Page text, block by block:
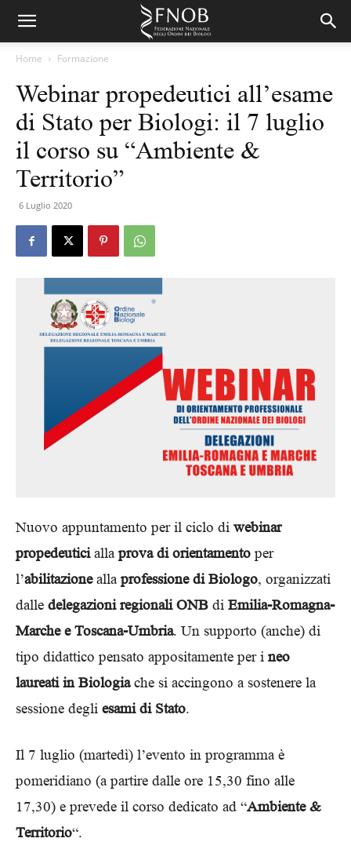
Home Formazione
Webinar propedeutici all’esame
di Stato per Biologi: il 7 luglio
il corso su “Ambiente &
Territorio”
6 Luglio 2020
Nuovo appuntamento per il ciclo di webinar
propedeuticiallaprova di orientamento per
l’abilitazioneallaprofessione di Biologo, organizzati
dalle delegazioni regionali ONB di Emilia-Romagna-
Marche e Toscana-Umbria. Un supporto (anche) di
tipo didattico pensato appositamente per i neo
laureati in Biologiache si accingono a sostenere la
sessione degli esami di Stato.
Il 7 luglio (martedì) l’evento in programma è
pomeridiano (a partire dalle ore 15,30 fino alle
17,30) e prevede il corso dedicato ad “Ambiente &
Territorio“.